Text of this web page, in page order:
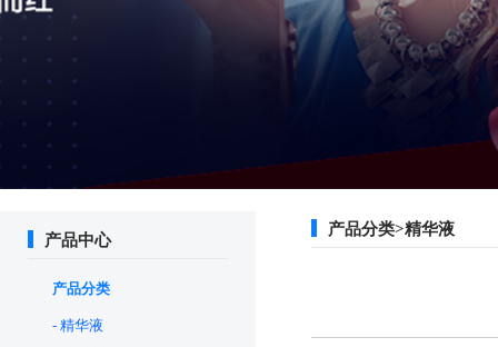
产品中心
产品分类
- 精华液
产品分类>精华液